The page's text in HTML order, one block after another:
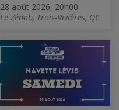
28 août 2026, 20h00
Le Zénob, Trois-Rivières, QC